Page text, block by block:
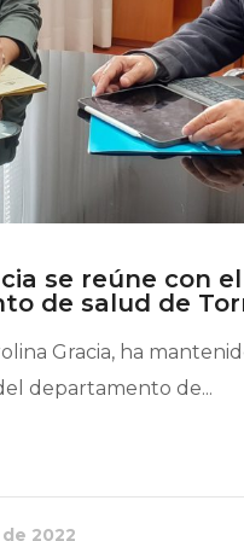
se reúne con
de salud de
Gracia, ha
departamento de...
2022